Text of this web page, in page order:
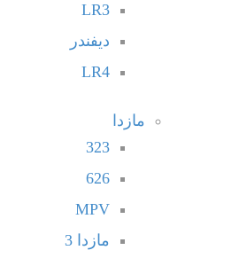
LR3
ديفندر
LR4
مازدا
323
626
MPV
مازدا 3